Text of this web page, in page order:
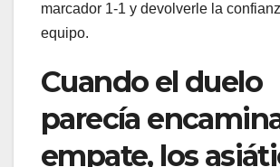
marcador 1-1 y devolverle la
equipo.
Cuando el duelo
parecía
empate, los